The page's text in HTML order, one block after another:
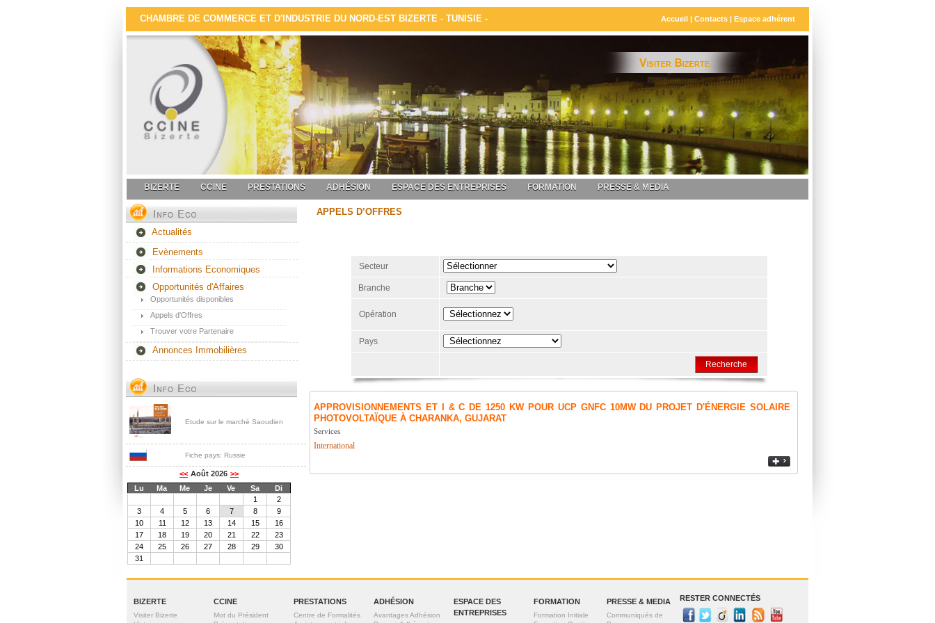
CHAMBRE DE COMMERCE ET D'INDUSTRIE DU NORD-EST BIZERTE - TUNISIE - Accueil | Contacts | Espace adhérent
BIZERTE CCINE PRESTATIONS ADHÉSION ESPACE DES ENTREPRISES FORMATION PRESSE & MEDIA
Actualités
Evènements
Informations Economiques
Opportunités d'Affaires
Opportunités disponibles
Appels d'Offres
Trouver votre Partenaire
Annonces Immobilières
Etude sur le marché Saoudien
Fiche pays: Russie
APPELS D’OFFRES
Secteur
Branche
Opération
Pays
APPROVISIONNEMENTS ET I & C DE 1250 KW POUR UCP GNFC 10MW DU PROJET D'ÉNERGIE SOLAIRE
PHOTOVOLTAÏQUE À CHARANKA, GUJARAT
Services
International
BIZERTE
Visiter Bizerte
CCINE
Mot du Président
PRESTATIONS
Centre de Formalités
ADHÉSION
Avantages Adhésion
ESPACE DES
ENTREPRISES
FORMATION
Formation Initiale
PRESSE & MEDIA
Communiqués de
RESTER CONNECTÉS